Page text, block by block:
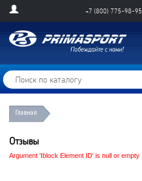
+7 (800) 775-98-95
Главная
Отзывы
Argument 'Iblock Element ID' is null or empty